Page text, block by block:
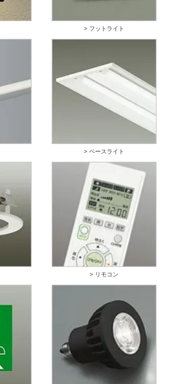
> フットライト
> ベースライト
> リモコン